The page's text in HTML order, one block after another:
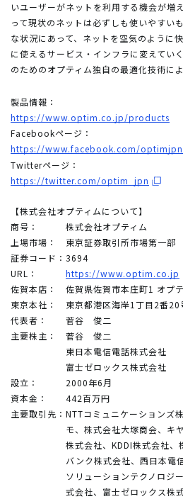
いユーザーがネットを利用する機会が増
って現状のネットは必ずしも使いやすい
な状況にあって、ネットを空気のように
に使えるサービス・インフラに変えてい
のためのオプティム独自の最適化技術に
製品情報：
https://www.optim.co.jp/products
Facebookページ：
https://www.facebook.com/optimjpn
Twitterページ：
https://twitter.com/optim_jpn
【株式会社オプティムについて】
商号：
株式会社オプティム
上場市場：
東京証券取引所市場第一部
証券コード： 3694
URL：
https://www.optim.co.jp
佐賀本店：
佐賀県佐賀市本庄町1 オプ
東京本社：
東京都港区海岸1丁目2番
代表者：
菅谷 俊二
主要株主：
菅谷 俊二
東日本電信電話株式会社
富士ゼロックス株式会社
設立：
2000年6月
資本金：
442百万円
主要取引先： NTTコミュニケーションズ
モ、株式会社大塚商会、キ
株式会社、KDDI株式会社、
バンク株式会社、西日本電
ソリューションテクノロジ
式会社、富士ゼロックス株